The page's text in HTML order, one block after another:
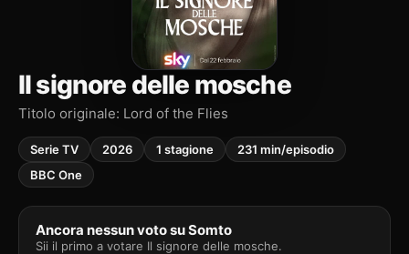
Il signore delle mosche
Titolo originale: Lord of the Flies
Serie TV 2026 1 stagione
231 min/episodio
BBC One
Ancora nessun voto su Somto
Sii il primo a votare Il signore delle mosche.